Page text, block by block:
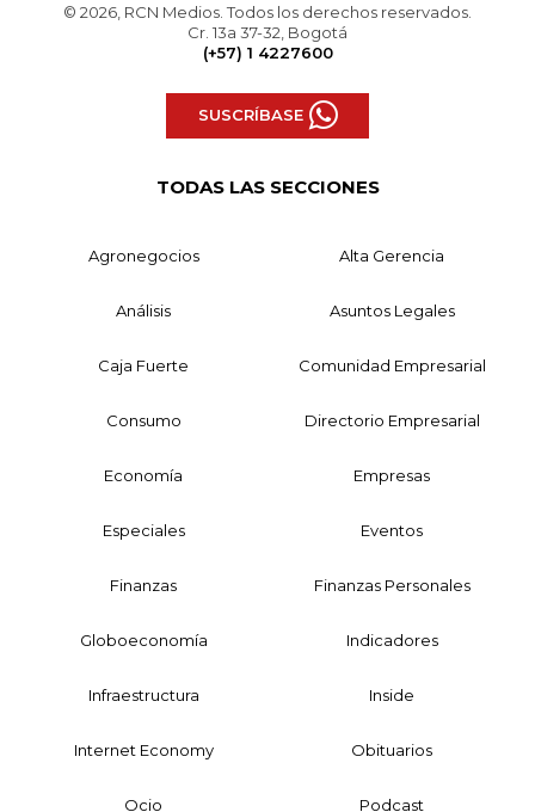
© 2026, RCN Medios. Todos los derechos reservados.
Cr. 13a 37-32, Bogotá
(+57) 1 4227600
SUSCRÍBASE
TODAS LAS SECCIONES
Agronegocios Alta Gerencia
Análisis Asuntos Legales
Caja Fuerte Comunidad Empresarial
Consumo Directorio Empresarial
Economía Empresas
Especiales Eventos
Finanzas Finanzas Personales
Globoeconomía Indicadores
Infraestructura Inside
Internet Economy Obituarios
Ocio Podcast